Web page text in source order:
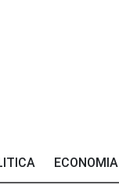
ECONOMIA